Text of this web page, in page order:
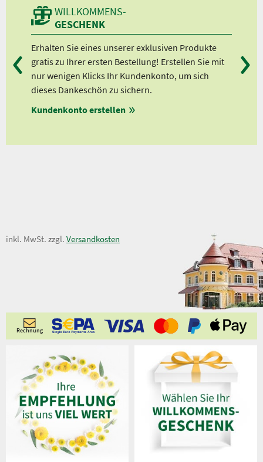
WILLKOMMENS-
GESCHENK
Erhalten Sie eines unserer exklusiven Produkte
gratis zu Ihrer ersten Bestellung! Erstellen Sie mit
nur wenigen Klicks Ihr Kundenkonto, um sich
dieses Dankeschön zu sichern.
Kundenkonto erstellen
Ab
13,50 €
inkl. MwSt. zzgl. Versandkosten
Rechnung